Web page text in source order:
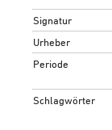
Signatur
Urheber
Periode
Schlagwörter